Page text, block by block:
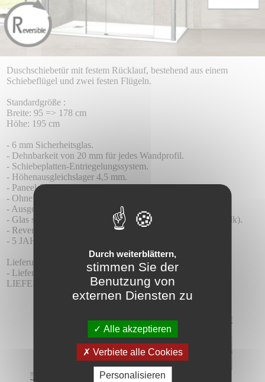
Duschschiebetür mit festem Rücklauf, bestehend aus einem
Schiebeflügel und zwei festen Flügeln.
Standardgröße :
Breite: 95 => 178 cm
Höhe: 195 cm
- 6 mm Sicherheitsglas.
- Dehnbarkeit von 20 mm für jedes Wandprofil.
- Schiebeplatten-Entriegelungssystem.
- Höhenausgleichslager 4,5 mm.
- Paneel-Fallschutzsystem.
- Ohne Unterprofile.
- Ausgestattet mit einem Kontaktdichtungs-Verschlussprofil.
- Glas standardmäßig mit Teknoclean-Behandlung (Anti-Kalk).
- Reversible Installation.
- 5 JAHRE GARANTIE.
Lieferung :
- Lieferzeit 8-10 Tage
LIEFERUNG INKLUSIVE.
Durch weiterblättern,
stimmen Sie der
Benutzung von
externen Diensten zu
Alle akzeptieren
Verbiete alle Cookies
Personalisieren